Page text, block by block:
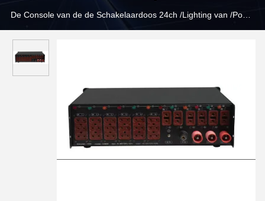
De Console van de de Schakelaardoos 24ch /Lighting van /Power